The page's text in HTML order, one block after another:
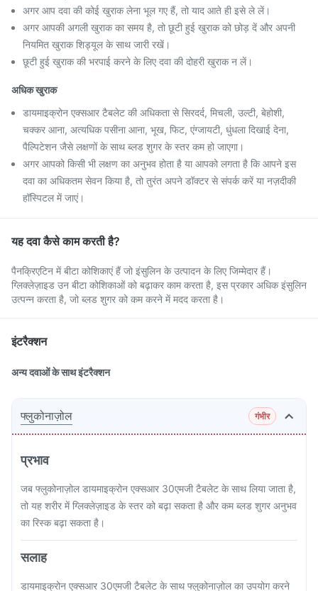
अगर आप दवा की कोई खुराक लेना भूल गए हैं, तो याद आते ही इसे ले लें।
अगर आपकी अगली खुराक का समय है, तो छूटी हुई खुराक को छोड़ दें और अपनी
नियमित खुराक शिड्यूल के साथ जारी रखें।
छूटी हुई खुराक की भरपाई करने के लिए दवा की दोहरी खुराक न लें।
अधिक खुराक
डायमाइक्रोन एक्सआर टैबलेट की अधिकता से सिरदर्द, मिचली, उल्टी, बेहोशी,
चक्कर आना, अत्यधिक पसीना आना, भूख, फिट, एंग्जायटी, धुंधला दिखाई देना,
पैल्पिटेशन जैसे लक्षणों के साथ ब्लड शुगर के स्तर कम हो जाएगा।
अगर आपको किसी भी लक्षण का अनुभव होता है या आपको लगता है कि आपने इस
दवा का अधिकतम सेवन किया है, तो तुरंत अपने डॉक्टर से संपर्क करें या नज़दीकी
हॉस्पिटल में जाएं।
यह दवा कैसे काम करती है?
पैनक्रिएटिन में बीटा कोशिकाएं हैं जो इंसुलिन के उत्पादन के लिए जिम्मेदार हैं।
ग्लिक्लेज़ाइड उन बीटा कोशिकाओं को बढ़ाकर काम करता है, इस प्रकार अधिक इंसुलिन
उत्पन्न करता है, जो ब्लड शुगर को कम करने में मदद करता है।
इंटरैक्शन
अन्य दवाओं के साथ इंटरैक्शन
फ्लुकोनाज़ोल गंभीर
प्रभाव
जब फ्लुकोनाज़ोल डायमाइक्रोन एक्सआर 30एमजी टैबलेट के साथ लिया जाता है,
तो यह शरीर में ग्लिक्लेज़ाइड के स्तर को बढ़ा सकता है और कम ब्लड शुगर अनुभव
का रिस्क बढ़ा सकता है।
सलाह
डायमाइक्रोन एक्सआर 30एमजी टैबलेट के साथ फ्लुकोनाज़ोल का उपयोग करने